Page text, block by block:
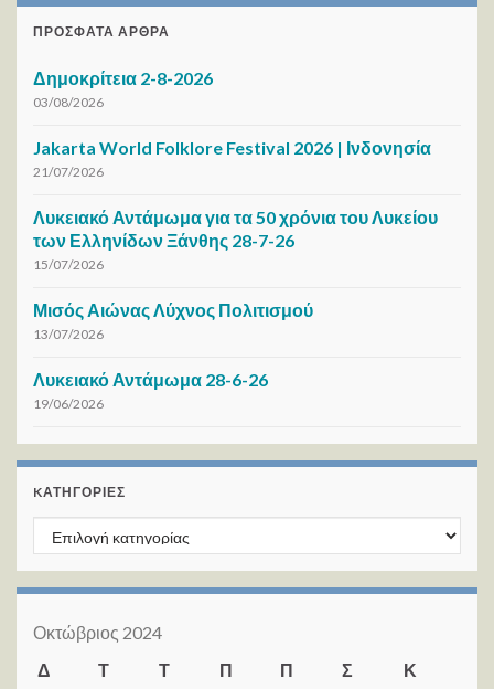
ΠΡΌΣΦΑΤΑ ΆΡΘΡΑ
Δημοκρίτεια 2-8-2026
03/08/2026
Jakarta World Folklore Festival 2026 | Ινδονησία
21/07/2026
Λυκειακό Αντάμωμα για τα 50 χρόνια του Λυκείου
των Ελληνίδων Ξάνθης 28-7-26
15/07/2026
Μισός Αιώνας Λύχνος Πολιτισμού
13/07/2026
Λυκειακό Αντάμωμα 28-6-26
19/06/2026
KΑΤΗΓΟΡΊΕΣ
Kατηγορίες
Οκτώβριος 2024
Δ
Τ Τ Π Π Σ
Κ